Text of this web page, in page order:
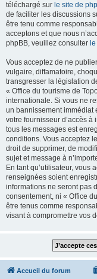
téléchargé sur le site de
de faciliter les discussions
être tenu comme
acceptons et que nous
phpBB, veuillez consulter
Vous acceptez de ne
vulgaire, diffamatoire,
transgresser la législation
« Office du tourisme de
internationale. Si vous ne
un bannissement immédiat
votre fournisseur d’accès à
tous les messages est
conditions. Vous acceptez
droit de supprimer, de
sujet et message à
En tant qu’utilisateur, vous
renseignées soient
informations ne seront pas
consentement, ni « Office
être tenus comme
visant à compromettre vos
Accueil du forum